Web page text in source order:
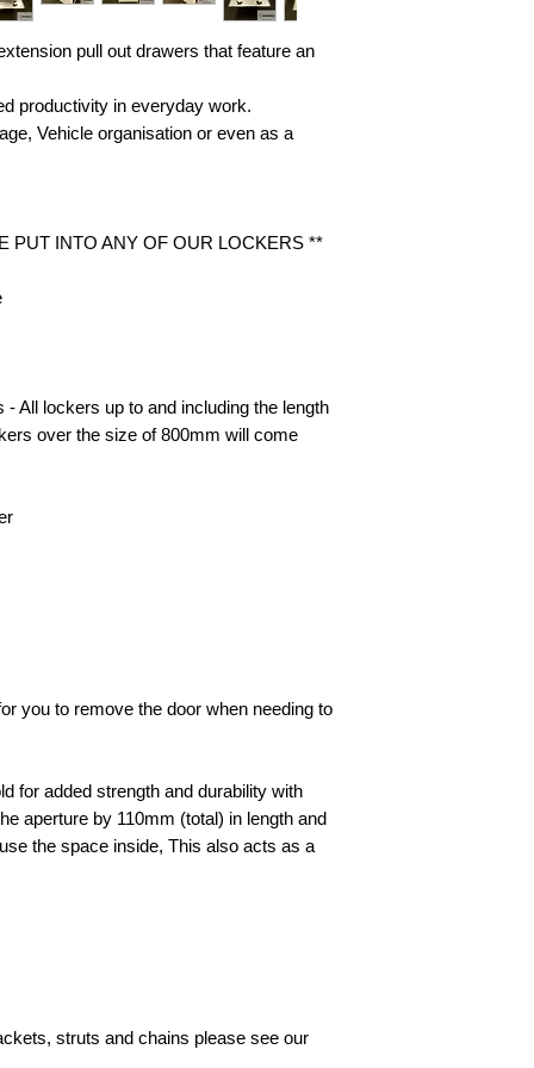
pull out drawers that feature an
productivity in everyday work.
Vehicle organisation or even as a
PUT INTO ANY OF OUR LOCKERS **
All lockers up to and including the length
over the size of 800mm will come
you to remove the door when needing to
for added strength and durability with
aperture by 110mm (total) in length and
the space inside, This also acts as a
struts and chains please see our